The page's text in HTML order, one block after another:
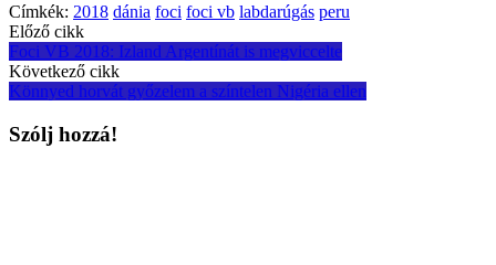
Címkék: 2018 dánia foci foci vb labdarúgás peru
Post
navigation
Előző cikk
Foci VB 2018: Izland Argentínát is megviccelte
Következő cikk
Könnyed horvát győzelem a színtelen Nigéria ellen
Szólj hozzá!